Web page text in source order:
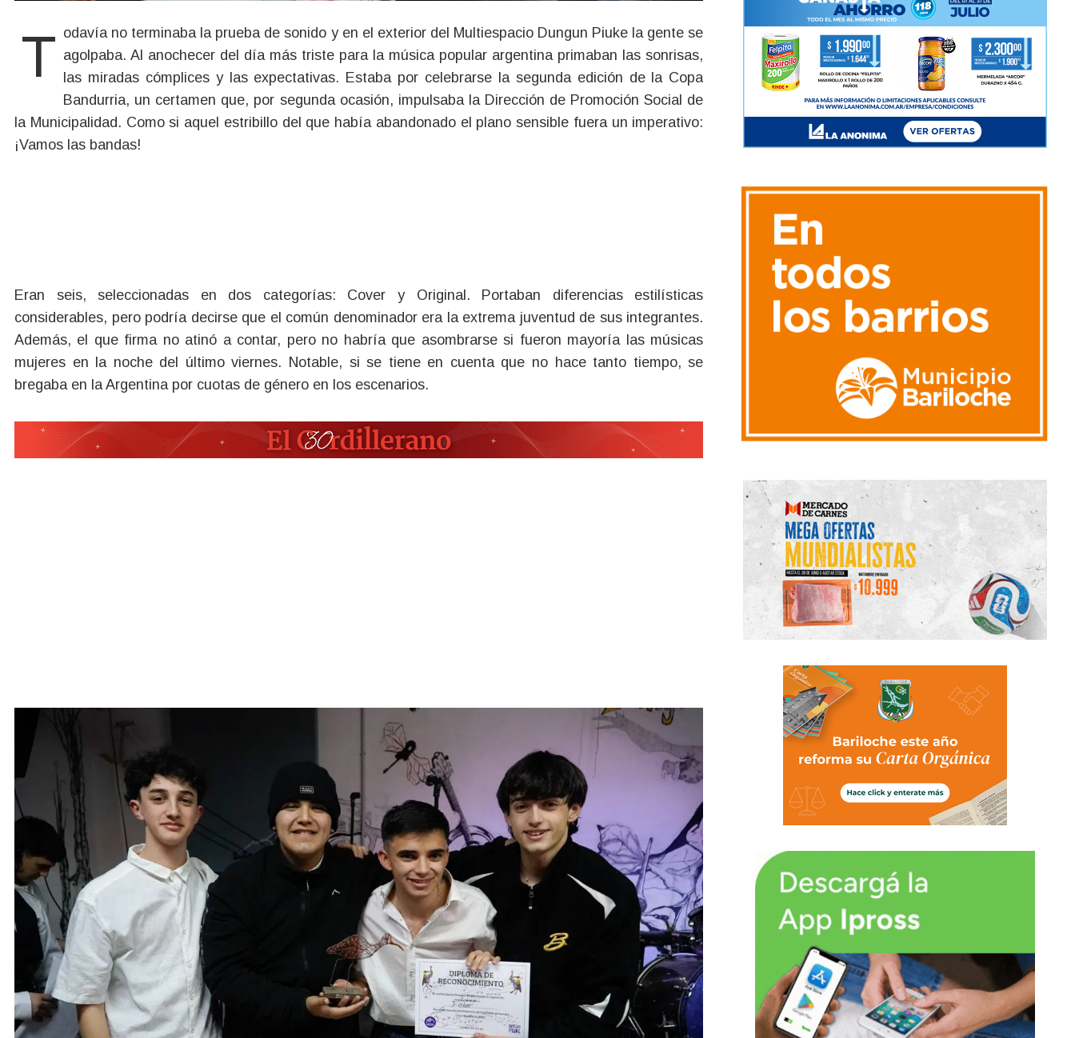
Todavía no terminaba la prueba de sonido y en el exterior del Multiespacio Dungun Piuke la gente se agolpaba. Al anochecer del día más triste para la música popular argentina primaban las sonrisas,
las miradas cómplices y las expectativas. Estaba por celebrarse la segunda edición de la Copa
Bandurria, un certamen que, por segunda ocasión, impulsaba la Dirección de Promoción Social de
la Municipalidad. Como si aquel estribillo del que había abandonado el plano sensible fuera un imperativo:
¡Vamos las bandas!
Eran seis, seleccionadas en dos categorías: Cover y Original. Portaban diferencias estilísticas
considerables, pero podría decirse que el común denominador era la extrema juventud de sus integrantes.
Además, el que firma no atinó a contar, pero no habría que asombrarse si fueron mayoría las músicas
mujeres en la noche del último viernes. Notable, si se tiene en cuenta que no hace tanto tiempo, se
bregaba en la Argentina por cuotas de género en los escenarios.